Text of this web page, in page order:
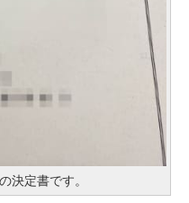
決定書です。